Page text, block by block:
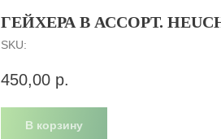
ГЕЙХЕРА В АССОРТ.
SKU:
450,00 р.
В корзину